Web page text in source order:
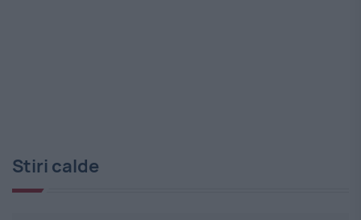
Stiri calde